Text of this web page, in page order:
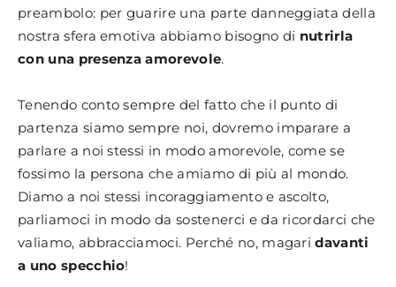
preambolo: per guarire una parte danneggiata della
nostra sfera emotiva abbiamo bisogno di nutrirla
con una presenza amorevole.
Tenendo conto sempre del fatto che il punto di
partenza siamo sempre noi, dovremo imparare a
parlare a noi stessi in modo amorevole, come se
fossimo la persona che amiamo di più al mondo.
Diamo a noi stessi incoraggiamento e ascolto,
parliamoci in modo da sostenerci e da ricordarci che
valiamo, abbracciamoci. Perché no, magaridavanti
a uno specchio!